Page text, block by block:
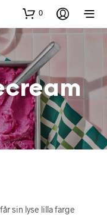
0
sin lyse lilla farge